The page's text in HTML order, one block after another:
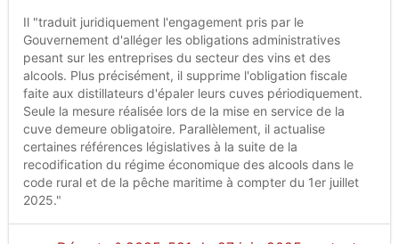
Il "traduit juridiquement l'engagement pris par le
Gouvernement d'alléger les obligations administratives
pesant sur les entreprises du secteur des vins et des
alcools. Plus précisément, il supprime l'obligation fiscale
faite aux distillateurs d'épaler leurs cuves périodiquement.
Seule la mesure réalisée lors de la mise en service de la
cuve demeure obligatoire. Parallèlement, il actualise
certaines références législatives à la suite de la
recodification du régime économique des alcools dans le
code rural et de la pêche maritime à compter du 1er juillet
2025."